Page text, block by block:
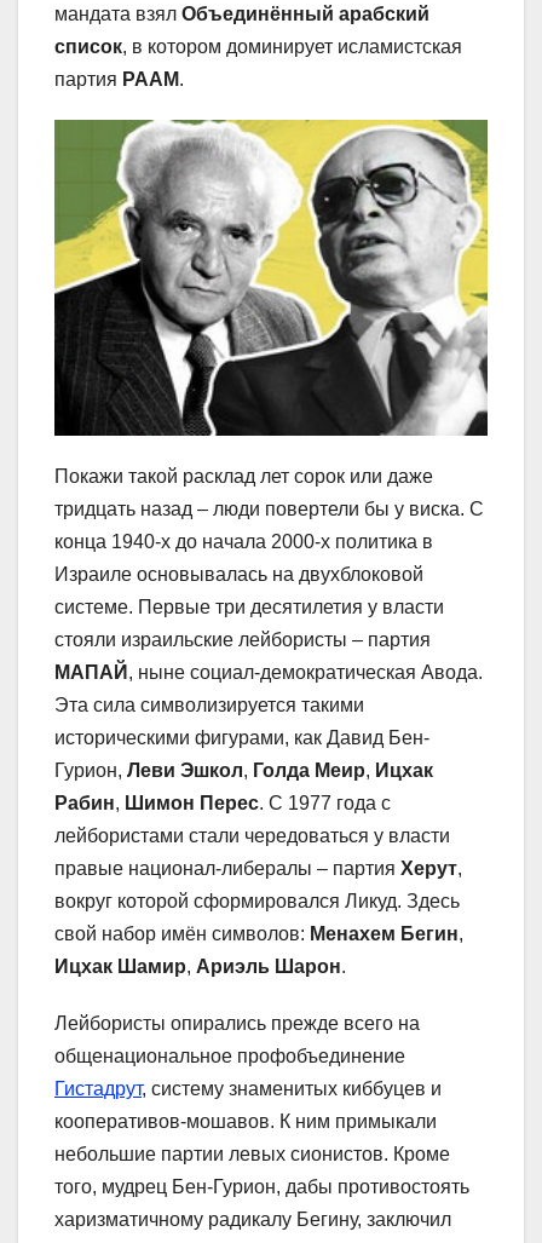
мандата взял Объединённый арабский
список, в котором доминирует исламистская
партия РААМ.
Покажи такой расклад лет сорок или даже
тридцать назад – люди повертели бы у виска. С
конца 1940-х до начала 2000-х политика в
Израиле основывалась на двухблоковой
системе. Первые три десятилетия у власти
стояли израильские лейбористы – партия
МАПАЙ , ныне социал-демократическая Авода.
Эта сила символизируется такими
историческими фигурами, как Давид Бен-
Гурион, Леви Эшкол, Голда Меир, Ицхак
Рабин, Шимон Перес. С 1977 года с
лейбористами стали чередоваться у власти
правые национал-либералы – партия Херут,
вокруг которой сформировался Ликуд. Здесь
свой набор имён символов: Менахем Бегин,
Ицхак Шамир, Ариэль Шарон.
Лейбористы опирались прежде всего на
общенациональное профобъединение
Гистадрут, систему знаменитых киббуцев и
кооперативов-мошавов. К ним примыкали
небольшие партии левых сионистов. Кроме
того, мудрец Бен-Гурион, дабы противостоять
харизматичному радикалу Бегину, заключил